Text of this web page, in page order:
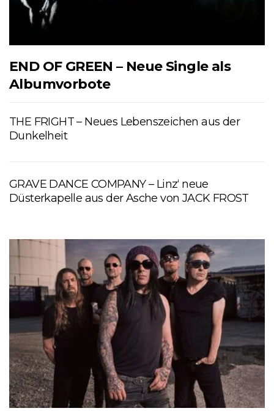
END OF GREEN – Neue Single als
Albumvorbote
THE FRIGHT – Neues Lebenszeichen aus der
Dunkelheit
GRAVE DANCE COMPANY – Linz‘ neue
Düsterkapelle aus der Asche von JACK FROST